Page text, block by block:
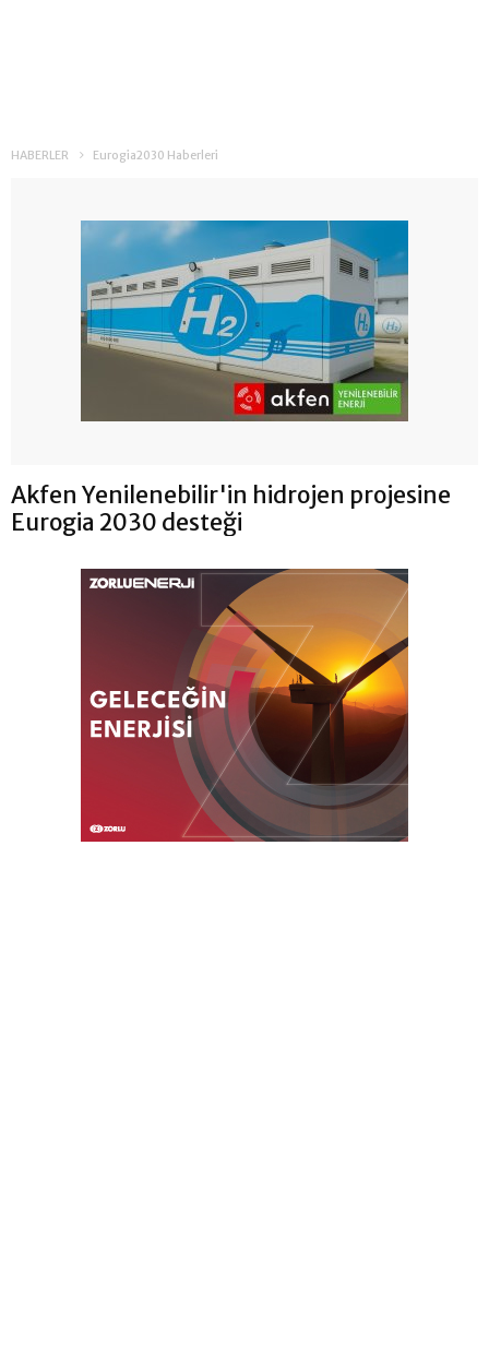
HABERLER Eurogia2030 Haberleri
Akfen Yenilenebilir'in hidrojen projesine
Eurogia 2030 desteği